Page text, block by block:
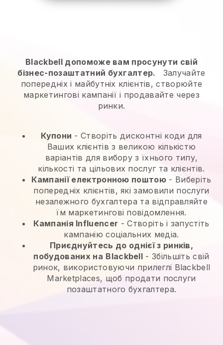
Blackbell допоможе вам просунути свій
бізнес-позаштатний бухгалтер.
Залучайте
попередніх і майбутніх клієнтів, створюйте
маркетингові кампанії і продавайте через
ринки.
Купони - Створіть дисконтні коди для
Ваших клієнтів з великою кількістю
варіантів для вибору з їхнього типу,
кількості та цільових послуг та клієнтів.
Кампанії електронною поштою - Виберіть
попередніх клієнтів, які замовили послуги
незалежного бухгалтера та відправляйте
їм маркетингові повідомлення.
Кампанія Influencer - Створіть і запустіть
кампанію соціальних медіа.
Приєднуйтесь до однієї з ринків,
побудованих на Blackbell -Збільшіть свій
ринок, використовуючи прилеглі Blackbell
Marketplaces, щоб продати послуги
позаштатного бухгалтера.